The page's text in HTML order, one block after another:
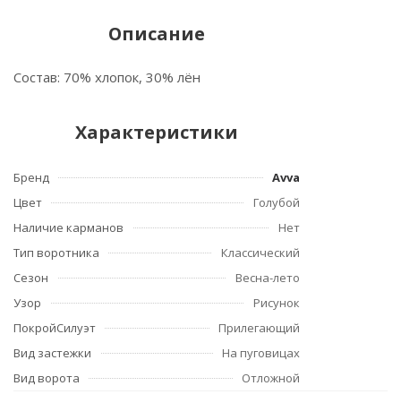
Описание
Состав: 70% хлопок, 30% лён
Характеристики
Бренд
Avva
Цвет
Голубой
Наличие карманов
Нет
Тип воротника
Классический
Сезон
Весна-лето
Узор
Рисунок
ПокройСилуэт
Прилегающий
Вид застежки
На пуговицах
Вид ворота
Отложной